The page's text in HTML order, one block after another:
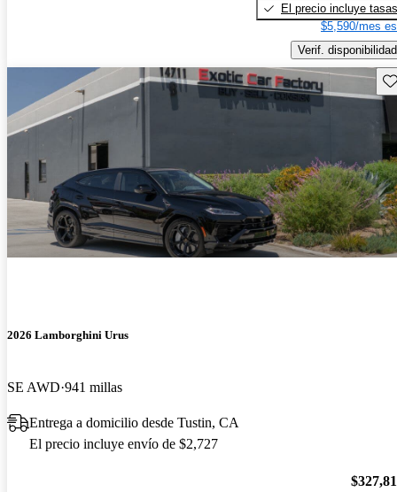
El precio incluye tasas
$5,590/mes
Verif. disponibilidad
2026 Lamborghini Urus
SE AWD 941 millas
Entrega a domicilio desde Tustin, CA
El precio incluye envío de $2,727